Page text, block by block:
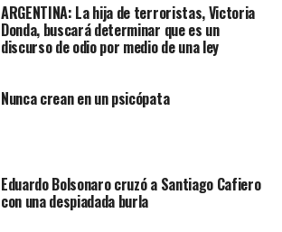
ARGENTINA: La hija de terroristas, Victoria
Donda, buscará determinar que es un
discurso de odio por medio de una ley
Nunca crean en un psicópata
Eduardo Bolsonaro cruzó a Santiago Cafiero
con una despiadada burla